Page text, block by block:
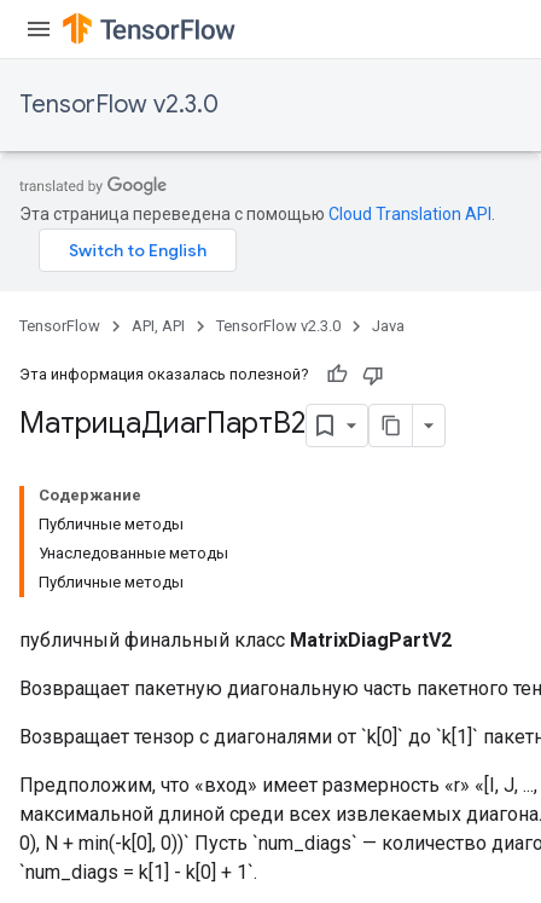
TensorFlow v2.3.0
Эта страница переведена с помощью Cloud Translation API
TensorFlow API, API TensorFlow v2.3.0 Java
Эта информация оказалась полезной?
МатрицаДиагПартВ2
Содержание
Публичные методы
Унаследованные методы
Публичные методы
публичный финальный класс MatrixDiagPartV2
Возвращает пакетную диагональную часть пакетного
Возвращает тензор с диагоналями от `k[0]` до `k[1]`
Предположим, что «вход» имеет размерность «r» «[I, J,
максимальной длиной среди всех извлекаемых
0), N + min(-k[0], 0))` Пусть `num_diags` — количество
`num_diags = k[1] - k[0] + 1`.